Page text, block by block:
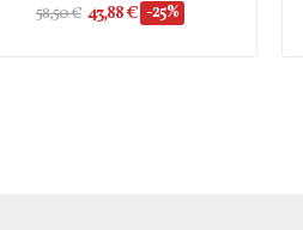
58,50 € 43,88 € -25%